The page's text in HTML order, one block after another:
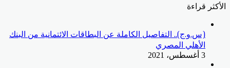
الأكثر قراءة
(س.و.ج).. التفاصيل الكاملة عن البطاقات الائتمانية من البنك
الأهلي المصري
3 أغسطس، 2021